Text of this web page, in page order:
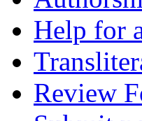
Help for
Review